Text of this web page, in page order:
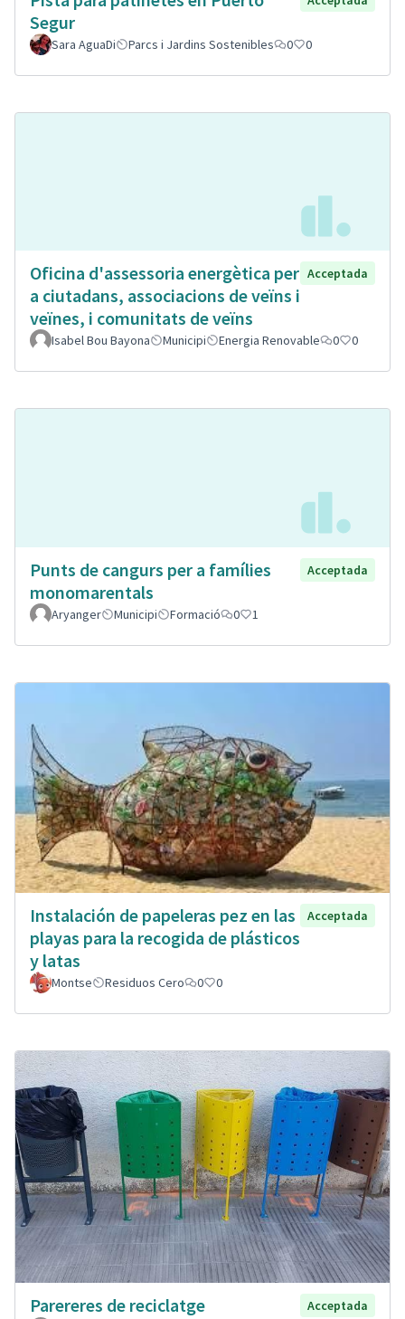
Segur
Sara AguaDi Parcs i Jardins Sostenibles 0 0
Oficina d'assessoria energètica per
a ciutadans, associacions de veïns i
veïnes, i comunitats de veïns
Acceptada
Isabel Bou Bayona Municipi Energia Renovable 0 0
Punts de cangurs per a famílies
monomarentals
Acceptada
Aryanger Municipi Formació 0 1
Instalación de papeleras pez en las
playas para la recogida de plásticos
y latas
Acceptada
Montse Residuos Cero 0 0
Parereres de reciclatge
Acceptada